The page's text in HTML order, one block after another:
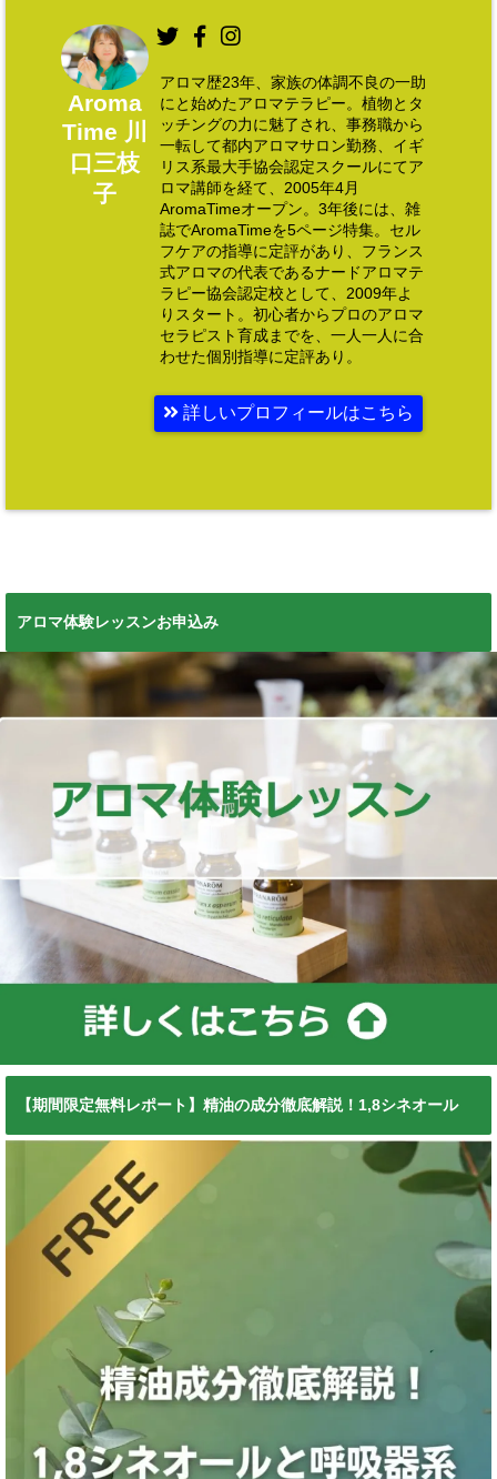
Aroma
Time 川
口三枝
子
アロマ歴23年、家族の体調不良の一助
にと始めたアロマテラピー。植物とタ
ッチングの力に魅了され、事務職から
一転して都内アロマサロン勤務、イギ
リス系最大手協会認定スクールにてア
ロマ講師を経て、2005年4月
AromaTimeオープン。3年後には、雑
誌でAromaTimeを5ページ特集。セル
フケアの指導に定評があり、フランス
式アロマの代表であるナードアロマテ
ラピー協会認定校として、2009年よ
りスタート。初心者からプロのアロマ
セラピスト育成までを、一人一人に合
わせた個別指導に定評あり。
詳しいプロフィールはこちら
アロマ体験レッスンお申込み
【期間限定無料レポート】精油の成分徹底解説！1,8シネオール